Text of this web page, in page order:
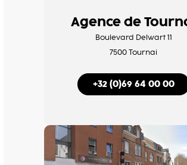
Agence de
Boulevard Delwart 11
7500 Tournai
+32 (0)69 64 00 00